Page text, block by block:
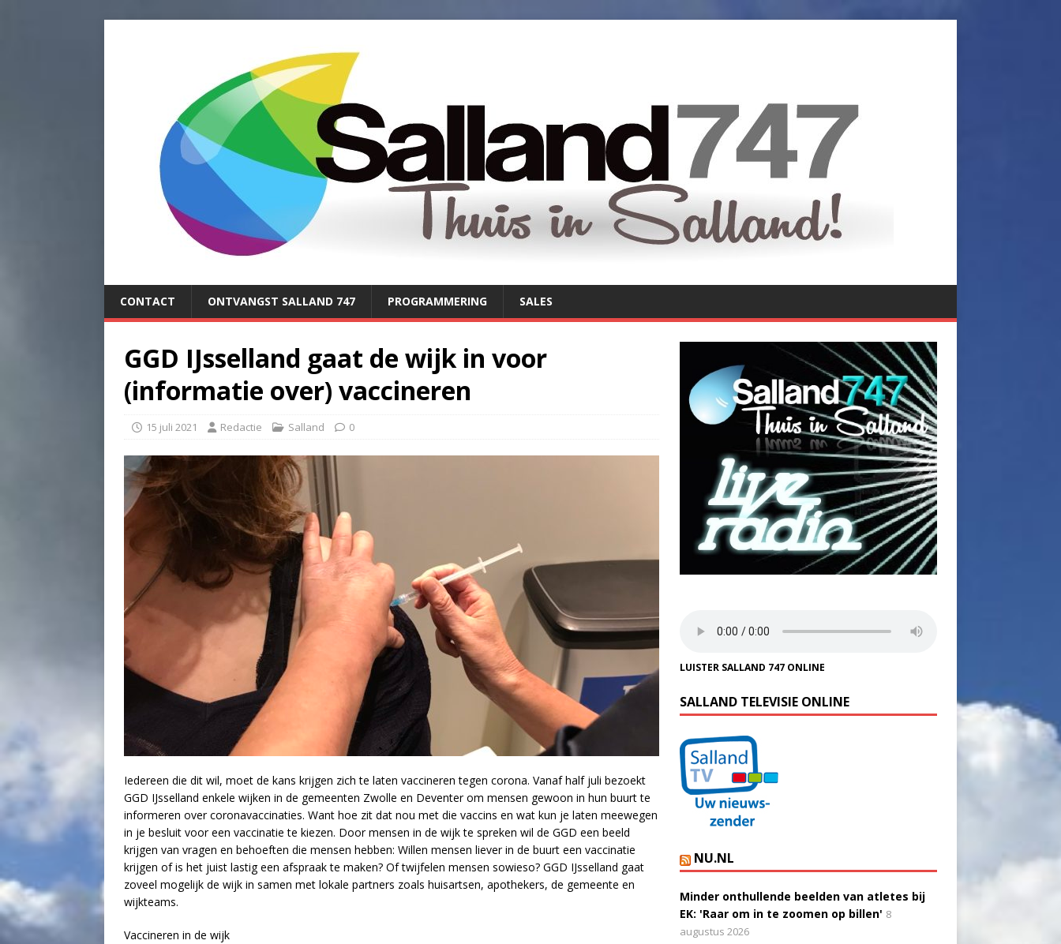
CONTACT ONTVANGST SALLAND 747 PROGRAMMERING SALES
GGD IJsselland gaat de wijk in voor
(informatie over) vaccineren
15 juli 2021 Redactie Salland 0
Iedereen die dit wil, moet de kans krijgen zich te laten vaccineren tegen corona. Vanaf half juli bezoekt
GGD IJsselland enkele wijken in de gemeenten Zwolle en Deventer om mensen gewoon in hun buurt te
informeren over coronavaccinaties. Want hoe zit dat nou met die vaccins en wat kun je laten meewegen
in je besluit voor een vaccinatie te kiezen. Door mensen in de wijk te spreken wil de GGD een beeld
krijgen van vragen en behoeften die mensen hebben: Willen mensen liever in de buurt een vaccinatie
krijgen of is het juist lastig een afspraak te maken? Of twijfelen mensen sowieso? GGD IJsselland gaat
zoveel mogelijk de wijk in samen met lokale partners zoals huisartsen, apothekers, de gemeente en
wijkteams.
Vaccineren in de wijk
LUISTER SALLAND 747 ONLINE
SALLAND TELEVISIE ONLINE
NU.NL
Minder onthullende beelden van atletes bij
EK: 'Raar om in te zoomen op billen' 8
augustus 2026